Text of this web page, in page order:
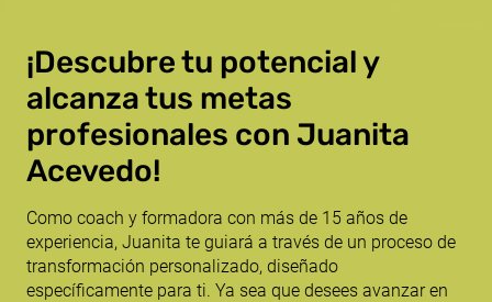
¡Descubre tu potencial y
alcanza tus metas
profesionales con Juanita
Acevedo!
Como coach y formadora con más de 15 años de
experiencia, Juanita te guiará a través de un proceso de
transformación personalizado, diseñado
específicamente para ti. Ya sea que desees avanzar en